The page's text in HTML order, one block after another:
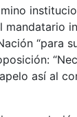
mandatario
“para
así al